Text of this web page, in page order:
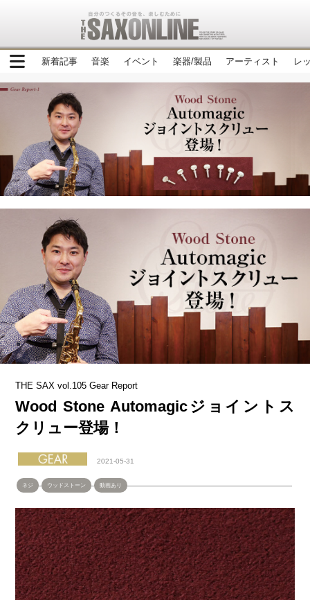
新着記事 音楽 イベント 楽器/製品 アーティスト レ
THE SAX vol.105 Gear Report
Wood Stone Automagicジョイントス
クリュー登場！
2021-05-31
ネジ ウッドストーン 動画あり